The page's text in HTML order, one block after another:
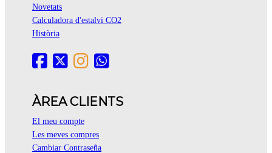
Novetats
Calculadora d'estalvi CO2
Història
ÀREA CLIENTS
El meu compte
Les meves compres
Cambiar Contraseña